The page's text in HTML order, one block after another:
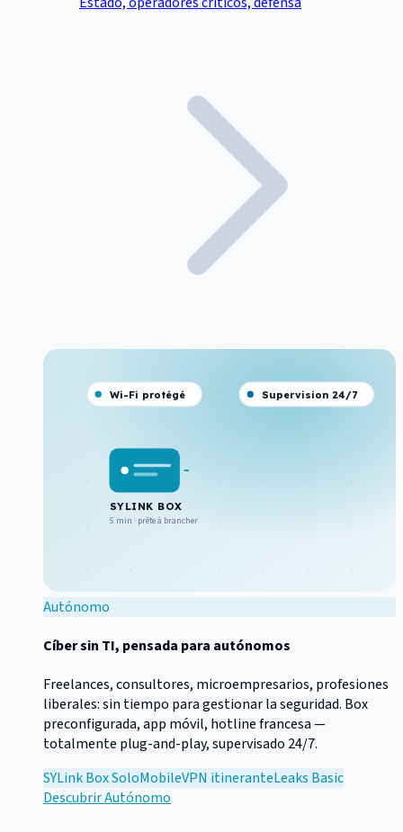
SYLINK BOX
5 min · prête à brancher
Wi-Fi protégé Supervision 24/7
Autónomo
Cíber sin TI, pensada para autónomos
Freelances, consultores, microempresarios, profesiones
liberales: sin tiempo para gestionar la seguridad. Box
preconfigurada, app móvil, hotline francesa —
totalmente plug-and-play, supervisado 24/7.
SYLink Box SoloMobileVPN itineranteLeaks Basic
DescubrirAutónomo